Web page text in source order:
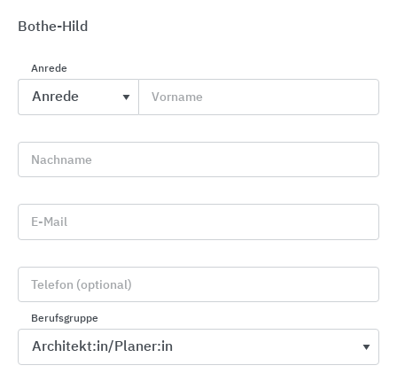
Drehflügeltüren und -tore für den Brand-, Rauch-
System Schröders Türen + Tore
Bothe-Hild
Anrede
Vorname
Nachname
E-Mail
Telefon (optional)
Berufsgruppe